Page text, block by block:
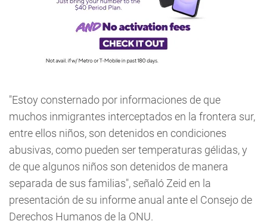
"Estoy consternado por informaciones de que
muchos inmigrantes interceptados en la frontera sur,
entre ellos niños, son detenidos en condiciones
abusivas, como pueden ser temperaturas gélidas, y
de que algunos niños son detenidos de manera
separada de sus familias", señaló Zeid en la
presentación de su informe anual ante el Consejo de
Derechos Humanos de la ONU.